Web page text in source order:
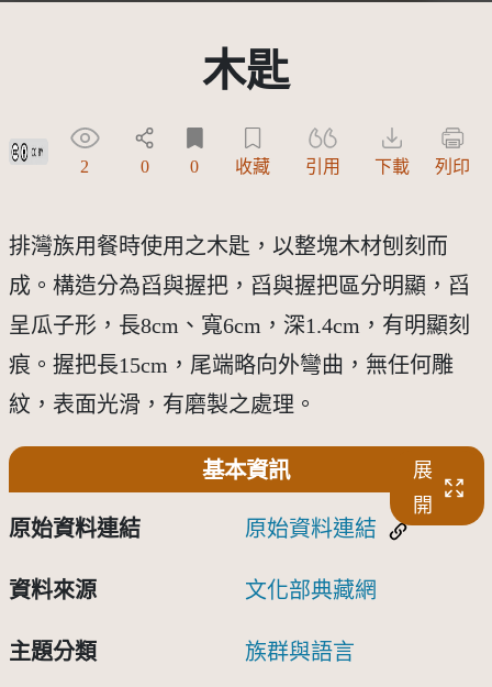
木匙
創用CC姓名標示 3.0 台灣及其後版本(CC BY 3.0 TW +)
2 0 0 收藏 引用 下載 列印
排灣族用餐時使用之木匙，以整塊木材刨刻而
成。構造分為舀與握把，舀與握把區分明顯，舀
呈瓜子形，長8cm、寬6cm，深1.4cm，有明顯刻
痕。握把長15cm，尾端略向外彎曲，無任何雕
紋，表面光滑，有磨製之處理。
基本資訊
展
開
原始資料連結 原始資料連結
資料來源 文化部典藏網
主題分類 族群與語言